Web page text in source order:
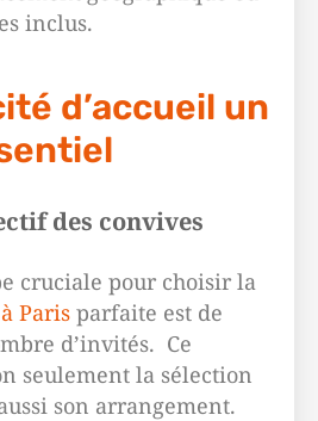
inclus.
d’accueil un
des convives
cruciale pour choisir la
Paris parfaite est de
d’invités. Ce
seulement la sélection
son arrangement.